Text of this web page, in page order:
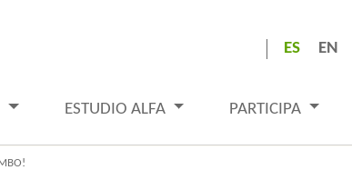
ES EN
ESTUDIO ALFA PARTICIPA